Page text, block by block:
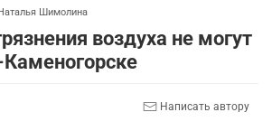
Шимолина
воздуха не могут
Каменогорске
Написать автору